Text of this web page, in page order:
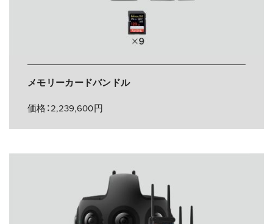
メモリーカードバンドル
価格：2,239,600円